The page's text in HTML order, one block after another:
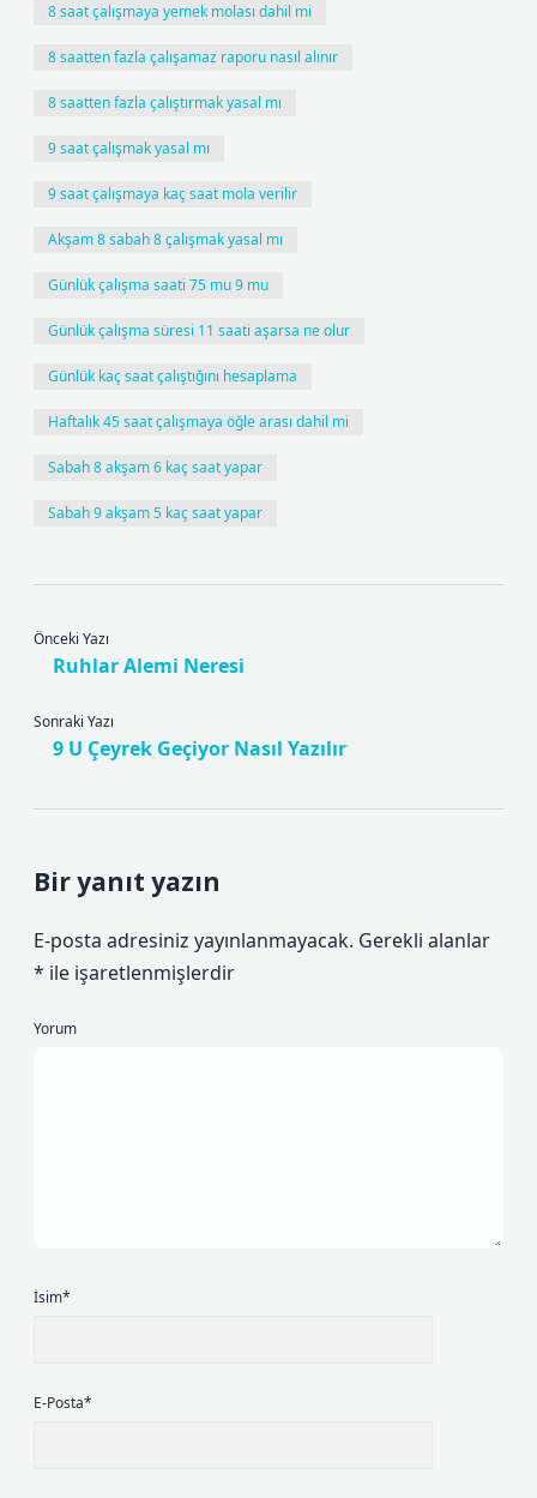
8 saat çalışmaya yemek molası dahil mi
8 saatten fazla çalışamaz raporu nasıl alınır
8 saatten fazla çalıştırmak yasal mı
9 saat çalışmak yasal mı
9 saat çalışmaya kaç saat mola verilir
Akşam 8 sabah 8 çalışmak yasal mı
Günlük çalışma saati 75 mu 9 mu
Günlük çalışma süresi 11 saati aşarsa ne olur
Günlük kaç saat çalıştığını hesaplama
Haftalık 45 saat çalışmaya öğle arası dahil mi
Sabah 8 akşam 6 kaç saat yapar
Sabah 9 akşam 5 kaç saat yapar
Önceki Yazı
Ruhlar Alemi Neresi
Sonraki Yazı
9 U Çeyrek Geçiyor Nasıl Yazılır
Bir yanıt yazın
E-posta adresiniz yayınlanmayacak. Gerekli alanlar
* ile işaretlenmişlerdir
Yorum
İsim*
E-Posta*